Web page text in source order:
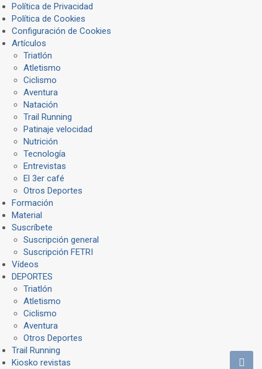
Política de Privacidad
Política de Cookies
Configuración de Cookies
Artículos
Triatlón
Atletismo
Ciclismo
Aventura
Natación
Trail Running
Patinaje velocidad
Nutrición
Tecnología
Entrevistas
El 3er café
Otros Deportes
Formación
Material
Suscríbete
Suscripción general
Suscripción FETRI
Vídeos
DEPORTES
Triatlón
Atletismo
Ciclismo
Aventura
Otros Deportes
Trail Running
Kiosko revistas